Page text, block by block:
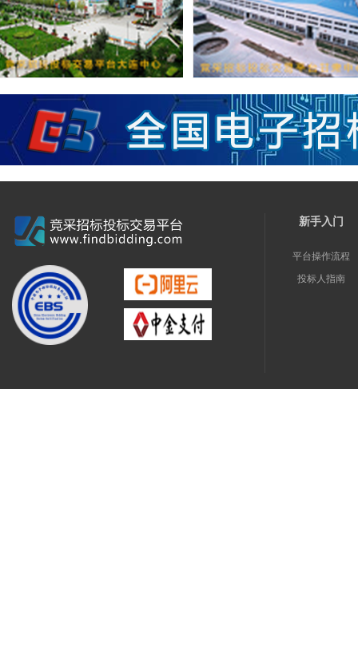
新手入门
平台操作流程
投标人指南